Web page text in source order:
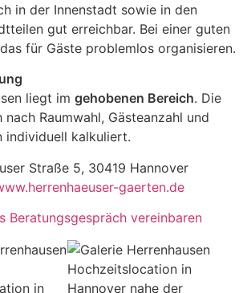
in der Innenstadt sowie in den
gut erreichbar. Bei einer guten
für Gäste problemlos organisieren.
liegt im gehobenen Bereich. Die
Raumwahl, Gästeanzahl und
individuell kalkuliert.
Straße 5, 30419 Hannover
gaerten.de
Beratungsgespräch vereinbaren